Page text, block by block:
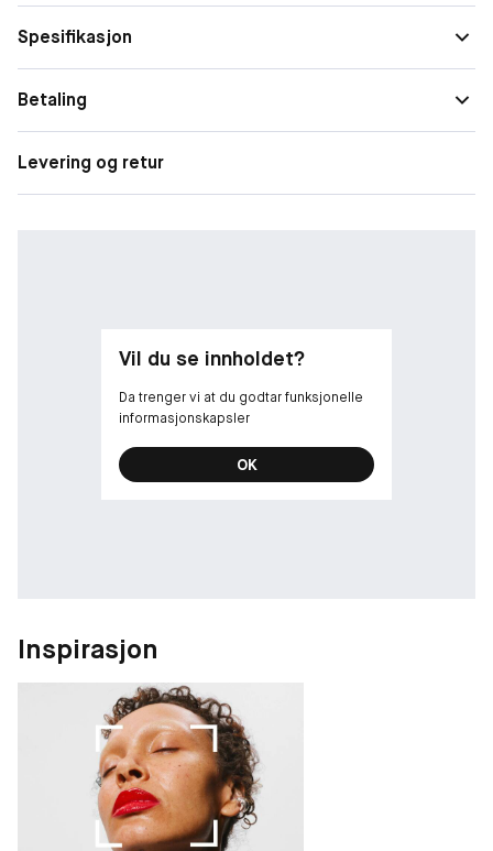
Spesifikasjon
Betaling
Levering og retur
Vil du se innholdet?
Da trenger vi at du godtar funksjonelle
informasjonskapsler
OK
Inspirasjon